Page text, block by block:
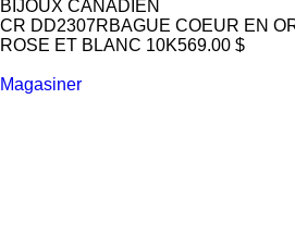
CR DD2307RBAGUE COEUR EN
ROSE ET BLANC 10K569.00 $
Magasiner